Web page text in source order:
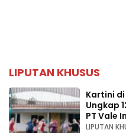
LIPUTAN KHUSUS
Kartini
Ungkap
PT Vale
LIPUTAN